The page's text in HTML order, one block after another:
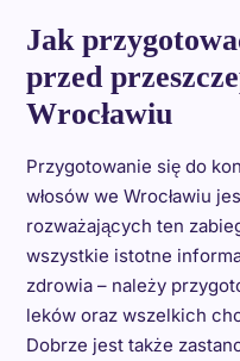
Jak
przed
Wrocławiu
Przygotowanie się do
włosów we Wrocławiu
rozważających ten
wszystkie istotne
zdrowia – należy
leków oraz wszelkich
Dobrze jest także